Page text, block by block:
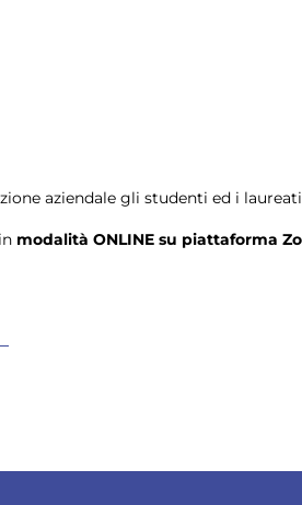
aziendale gli studenti ed i
modalità ONLINE su piattaforma